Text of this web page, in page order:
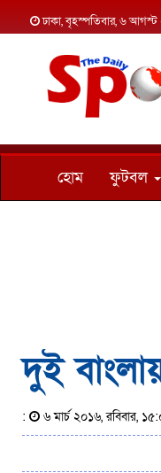
ঢাকা, বৃহস্পতিবার, ৬
হোম ফুটবল
দুই
: ৬ মার্চ ২০১৬, রবিবার,